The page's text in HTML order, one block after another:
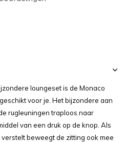
loungeset is de Monaco
voor je. Het bijzondere aan
rugleuningen traploos naar
van een druk op de knop. Als
beweegt de zitting ook mee